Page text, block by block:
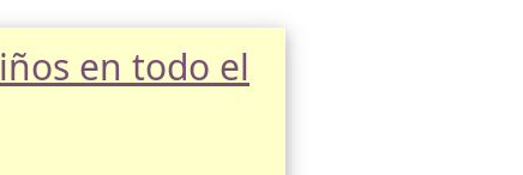
en todo el